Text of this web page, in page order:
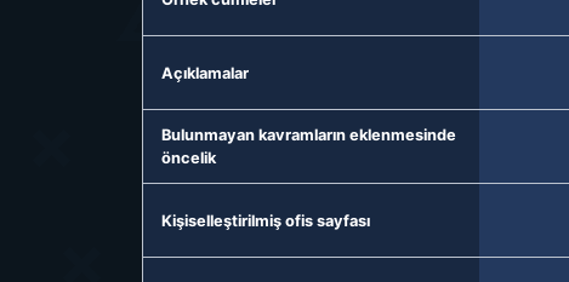
Açıklamalar
Bulunmayan kavramların eklenmesinde
öncelik
Kişiselleştirilmiş ofis sayfası